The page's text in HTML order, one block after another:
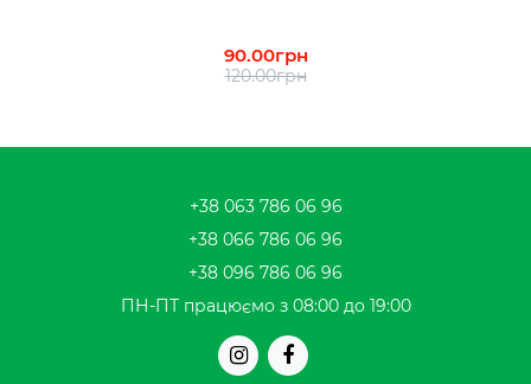
90.00грн
120.00грн
+38 063 786 06 96
+38 066 786 06 96
+38 096 786 06 96
ПН-ПТ працюємо з 08:00 до 19:00